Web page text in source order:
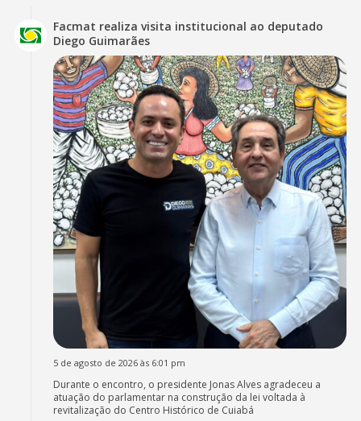
Facmat realiza visita institucional ao deputado
Diego Guimarães
5 de agosto de 2026 às 6:01 pm
Durante o encontro, o presidente Jonas Alves agradeceu a
atuação do parlamentar na construção da lei voltada à
revitalização do Centro Histórico de Cuiabá